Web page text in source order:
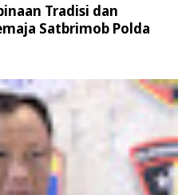
Tradisi dan
Satbrimob Polda